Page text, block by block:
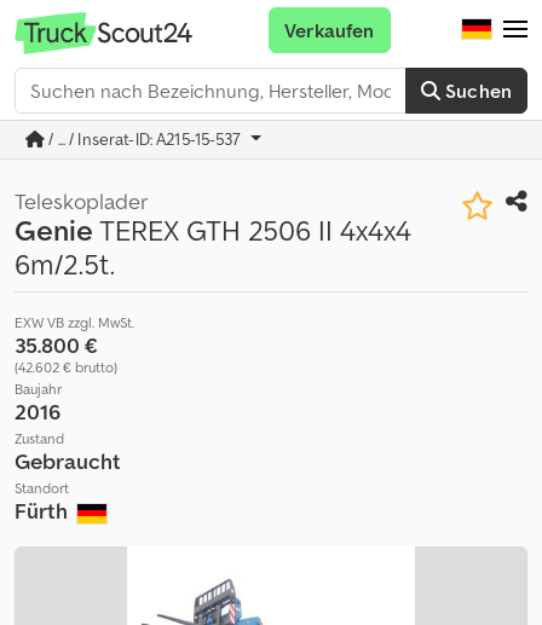
Suchen
Verkaufen
/ ... / Inserat-ID: A215-15-537
Teleskoplader
GenieTEREX GTH 2506 II 4x4x4
6m/2.5t.
EXW VB zzgl. MwSt.
35.800 €
(42.602 € brutto)
Baujahr
2016
Zustand
Gebraucht
Standort
Fürth